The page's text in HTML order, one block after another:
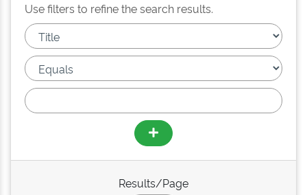
Use filters to refine the search results.
Results/Page